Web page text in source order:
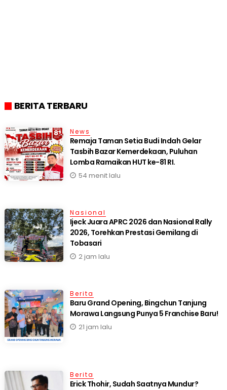
BERITA TERBARU
News
Remaja Taman Setia Budi Indah Gelar
Tasbih Bazar Kemerdekaan, Puluhan
Lomba Ramaikan HUT ke-81 RI.
54 menit lalu
Nasional
Ijeck Juara APRC 2026 dan Nasional Rally
2026, Torehkan Prestasi Gemilang di
Tobasari
2 jam lalu
Berita
‎Baru Grand Opening, Bingchun Tanjung
21 jam lalu
Berita
Erick Thohir, Sudah Saatnya Mundur?